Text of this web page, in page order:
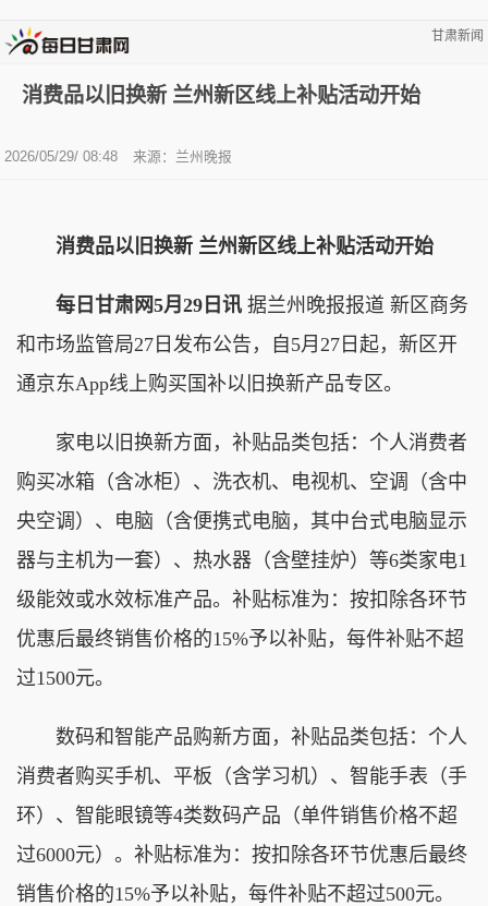
甘肃新闻
消费品以旧换新 兰州新区线上补贴活动开始
2026/05/29/ 08:48 来源：兰州晚报
消费品以旧换新 兰州新区线上补贴活动开始
每日甘肃网5月29日讯 据兰州晚报报道 新区商务
和市场监管局27日发布公告，自5月27日起，新区开
通京东App线上购买国补以旧换新产品专区。
家电以旧换新方面，补贴品类包括：个人消费者
购买冰箱（含冰柜）、洗衣机、电视机、空调（含中
央空调）、电脑（含便携式电脑，其中台式电脑显示
器与主机为一套）、热水器（含壁挂炉）等6类家电1
级能效或水效标准产品。补贴标准为：按扣除各环节
优惠后最终销售价格的15%予以补贴，每件补贴不超
过1500元。
数码和智能产品购新方面，补贴品类包括：个人
消费者购买手机、平板（含学习机）、智能手表（手
环）、智能眼镜等4类数码产品（单件销售价格不超
过6000元）。补贴标准为：按扣除各环节优惠后最终
销售价格的15%予以补贴，每件补贴不超过500元。